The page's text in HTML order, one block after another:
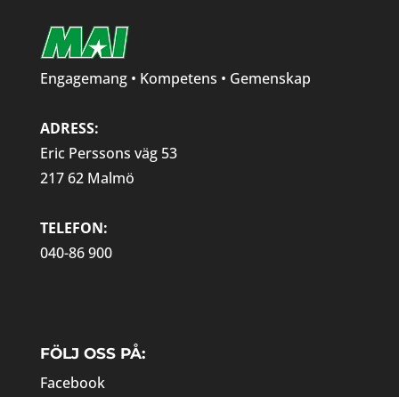
Engagemang • Kompetens • Gemenskap
ADRESS:
Eric Perssons väg 53
217 62 Malmö
TELEFON:
040-86 900
FÖLJ OSS PÅ:
Facebook